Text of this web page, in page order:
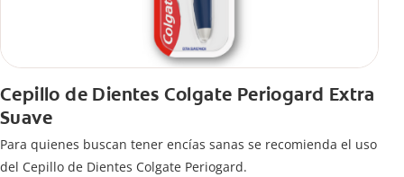
Cepillo de Dientes Colgate Periogard Extra
Suave
Para quienes buscan tener encías sanas se recomienda el uso
del Cepillo de Dientes Colgate Periogard.